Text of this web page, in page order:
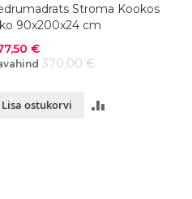
Stroma Kookos
90x200x24 cm
€
370,00 €
Lisa ostukorvi